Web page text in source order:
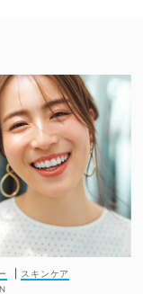
スキンケア